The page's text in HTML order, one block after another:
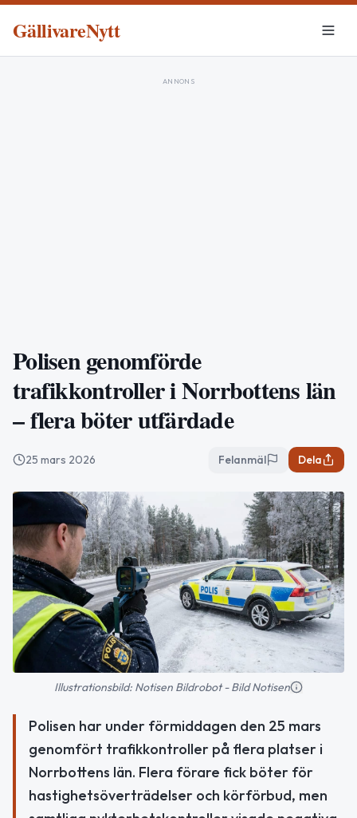
GällivareNytt
ANNONS
Polisen genomförde
trafikkontroller i Norrbottens län
– flera böter utfärdade
25 mars 2026 Felanmäl Dela
Illustrationsbild: Notisen Bildrobot - Bild Notisen
Polisen har under förmiddagen den 25 mars
genomfört trafikkontroller på flera platser i
Norrbottens län. Flera förare fick böter för
hastighetsöverträdelser och körförbud, men